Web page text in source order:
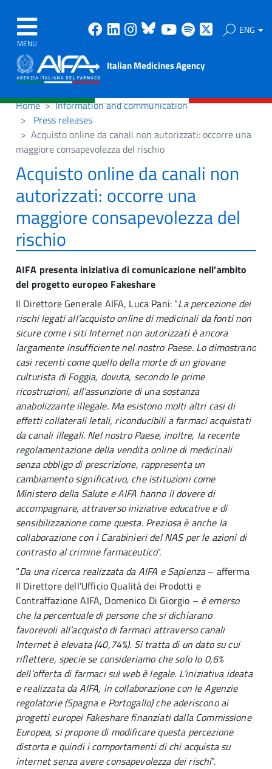
MENU
Facebook
Linkedin
Instagram
Bluesky
Youtube
Spotify ENG
Italian Medicines Agency
Home
Information and communication
Press releases
Acquisto online da canali non autorizzati: occorre una
maggiore consapevolezza del rischio
Acquisto online da canali non
autorizzati: occorre una
maggiore consapevolezza del
rischio
AIFA presenta iniziativa di comunicazione nell’ambito
del progetto europeo Fakeshare
Il Direttore Generale AIFA, Luca Pani: “La percezione dei
rischi legati all’acquisto online di medicinali da fonti non
sicure come i siti Internet non autorizzati è ancora
largamente insufficiente nel nostro Paese. Lo dimostrano
casi recenti come quello della morte di un giovane
culturista di Foggia, dovuta, secondo le prime
ricostruzioni, all’assunzione di una sostanza
anabolizzante illegale. Ma esistono molti altri casi di
effetti collaterali letali, riconducibili a farmaci acquistati
da canali illegali. Nel nostro Paese, inoltre, la recente
regolamentazione della vendita online di medicinali
senza obbligo di prescrizione, rappresenta un
cambiamento significativo, che istituzioni come
Ministero della Salute e AIFA hanno il dovere di
accompagnare, attraverso iniziative educative e di
sensibilizzazione come questa. Preziosa è anche la
collaborazione con i Carabinieri del NAS per le azioni di
contrasto al crimine farmaceutico”.
“Da una ricerca realizzata da AIFA e Sapienza– afferma
Il Direttore dell’Ufficio Qualità dei Prodotti e
Contraffazione AIFA, Domenico Di Giorgio – è emerso
che la percentuale di persone che si dichiarano
favorevoli all’acquisto di farmaci attraverso canali
Internet è elevata (40,74%). Si tratta di un dato su cui
riflettere, specie se consideriamo che solo lo 0,6%
dell’offerta di farmaci sul web è legale. L’iniziativa ideata
e realizzata da AIFA, in collaborazione con le Agenzie
regolatorie (Spagna e Portogallo) che aderiscono ai
progetti europei Fakeshare finanziati dalla Commissione
Europea, si propone di modificare questa percezione
distorta e quindi i comportamenti di chi acquista su
internet senza avere consapevolezza dei rischi”.